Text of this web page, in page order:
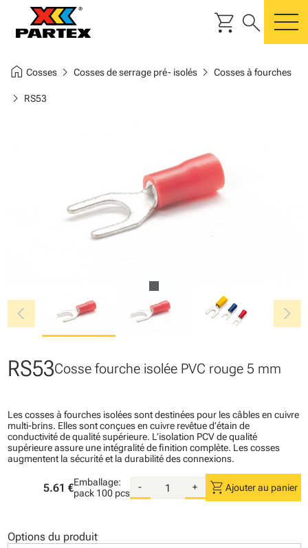
shopping_cart search
home Cosseschevron_right Cosses de serrage pré- isoléschevron_right Cosses à fourches
chevron_right RS53
chevron_left chevron_right
RS53Cosse fourche isolée PVC rouge 5 mm
Les cosses à fourches isolées sont destinées pour les câbles en cuivre
multi-brins. Elles sont conçues en cuivre revêtue d’étain de
conductivité de qualité supérieure. L’isolation PCV de qualité
supérieure assure une intégralité de finition complète. Les cosses
augmentent la sécurité et la durabilité des connexions.
5.61 €Emballage:
pack 100 pcs
- + shopping_cart Ajouter au panier
Options du produit